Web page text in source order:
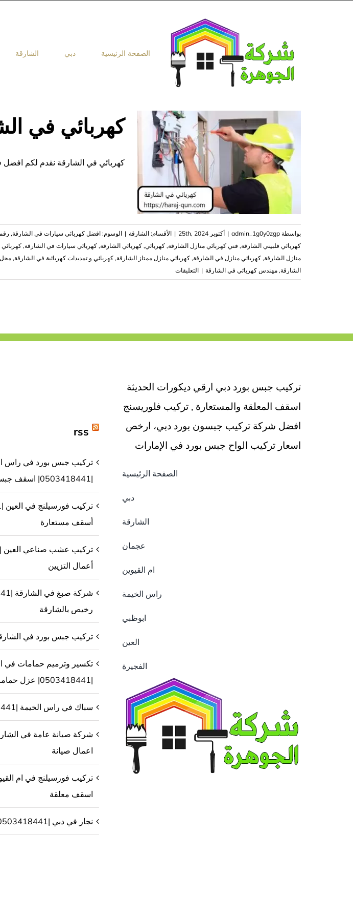
الصفحة الرئيسية دبي الشارقة
كهربائي في الشارقة
كهربائي في الشارقة نقدم لكم افضل
بواسطة admin_1g0y0zgp
| أكتوبر 25th, 2024 | الأقسام: الشارقة | الوسوم: افضل كهربائي سيارات في الشارقة,
كهربائي فلبيني الشارقة, فني كهربائي منازل الشارقة, كهربائي, كهربائي الشارقة, كهربائي سيارات في الشارقة, كهربائي
منازل الشارقة, كهربائي منازل في الشارقة, كهربائي منازل ممتاز الشارقة, كهربائي و تمديدات كهربائية في الشارقة, محل
الشارقة, مهندس كهربائي في الشارقة | التعليقاتعلى
كهربائي
تركيب جبس بورد دبي ارقي ديكورات الحديثة
اسقف المعلقة والمستعارة , تركيب فلوريسنج
افضل شركة تركيب جبسون بورد دبي، ارخص
اسعار تركيب الواح جبس بورد في الإمارات
الصفحة الرئيسية
دبي
الشارقة
عجمان
ام القيوين
راس الخيمة
ابوظبي
العين
الفجيرة
rss
تركيب جبس بورد في راس
|0503418441| اسقف جبس
أسقف مستعارة
أعمال التزيين
رخيص بالشارقة
تركيب جبس بورد في الشارقة
تكسير وترميم حمامات في
|0503418441| عزل حمامات
سباك في راس الخيمة |0503418441
اعمال صيانة
اسقف معلقة
نجار في دبي |0503418441| نجار رخيص في دبي